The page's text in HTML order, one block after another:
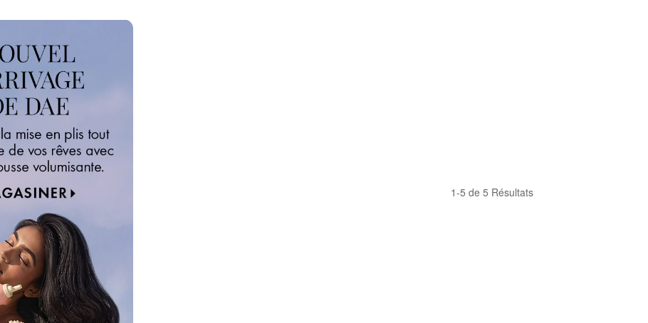
1-5 de 5 Résultats